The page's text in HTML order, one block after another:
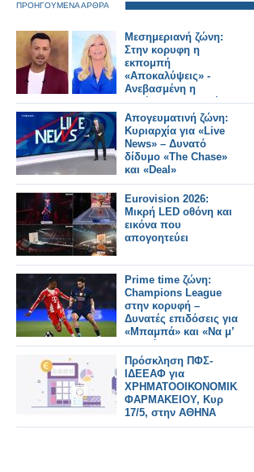
ΠΡΟΗΓΟΥΜΕΝΑ ΑΡΘΡΑ
Μεσημεριανή ζώνη:
Στην κορυφη η
εκπομπή
«Αποκαλύψεις» -
Ανεβασμένη η
«Αλήθειες με τη Ζήνα»
Απογευματινή ζώνη:
Κυριαρχία για «Live
News» – Δυνατό
δίδυμο «The Chase»
και «Deal»
Eurovision 2026:
Μικρή LED οθόνη και
εικόνα που
απογοητεύει
Prime time ζώνη:
Champions League
στην κορυφή –
Δυνατές επιδόσεις για
«Μπαμπά» και «Να μ’
αγαπάς»
Πρόσκληση ΠΦΣ-
ΙΔΕΕΑΦ για
ΧΡΗΜΑΤΟΟΙΚΟΝΟΜΙΚΑ
ΦΑΡΜΑΚΕΙΟΥ, Κυρ
17/5, στην ΑΘΗΝΑ